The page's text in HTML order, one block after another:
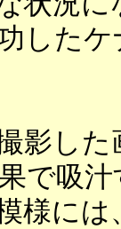
した
影した
で吸
様に